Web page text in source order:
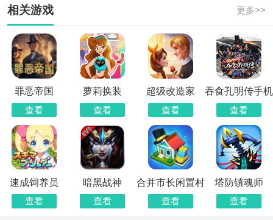
相关游戏 更多>>
罪恶帝国
查看
萝莉换装
查看
超级改造家
查看
吞食孔明传手机
版
查看
速成饲养员
查看
暗黑战神
查看
合并市长闲置村
查看
塔防镇魂师
查看